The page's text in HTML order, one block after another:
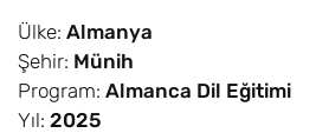
Ülke: Almanya
Şehir: Münih
Program: Almanca Dil Eğitimi
Yıl: 2025